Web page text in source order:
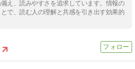
え、読みやすさを追求しています。情報の
で、読む人の理解と共感を引き出す効果的